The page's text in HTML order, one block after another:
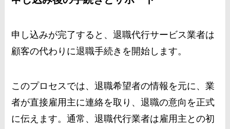
申し込みが完了すると、退職代行サービス業者は
顧客の代わりに退職手続きを開始します。
このプロセスでは、退職希望者の情報を元に、業
者が直接雇用主に連絡を取り、退職の意向を正式
に伝えます。通常、退職代行業者は雇用主との初